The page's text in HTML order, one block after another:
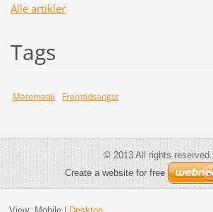
Alle artikler
Tags
Matematik Fremtidsangst
© 2013 All rights reserved.
Create a website for free